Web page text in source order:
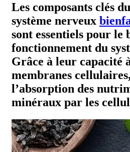
Les composants clés
système nerveux
sont essentiels pour le
fonctionnement du
Grâce à leur capacité
membranes
l’absorption des
minéraux par les